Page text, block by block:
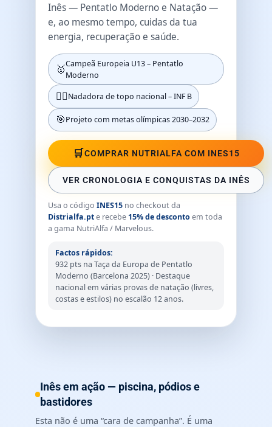
Inês — Pentatlo Moderno e Natação —
e, ao mesmo tempo, cuidas da tua
energia, recuperação e saúde.
🥇Campeã Europeia U13 – Pentatlo
Moderno
🏊‍♀️Nadadora de topo nacional – INF B
🎯Projeto com metas olímpicas 2030–2032
🛒COMPRAR NUTRIALFA COM INES15
VER CRONOLOGIA E CONQUISTAS DA INÊS
Usa o códigoINES15 no checkout da
Distrialfa.pte recebe 15% de descontoem toda
a gama NutriAlfa / Marvelous.
Factos rápidos:
932 pts na Taça da Europa de Pentatlo
Moderno (Barcelona 2025) · Destaque
nacional em várias provas de natação (livres,
costas e estilos) no escalão 12 anos.
Inês em ação — piscina, pódios e
bastidores
Esta não é uma “cara de campanha”. É uma